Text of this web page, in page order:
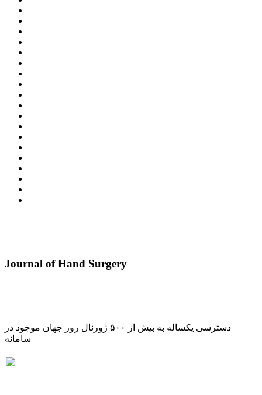
Journal of Hand Surgery
دسترسی یکساله به بیش از ۵۰۰ ژورنال روز جهان موجود در
سامانه